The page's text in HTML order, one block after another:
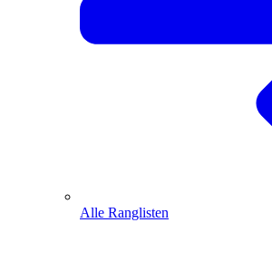
Alle Ranglisten